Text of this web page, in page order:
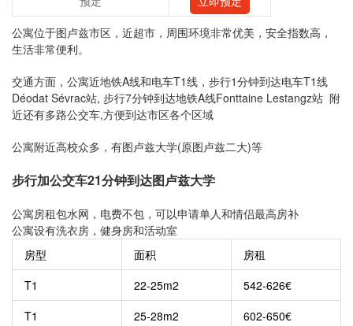
公寓位于图卢兹市区，近超市，周围环境非常优美，安全指数高，
生活非常便利。
交通方面，公寓近地铁A线和电车T1线，步行1分钟到达电车T1线
Déodat Sévrac站, 步行7分钟到达地铁A线Fonttaine Lestangz站 附
近还有多路公交车,方便到达市区各个区域
公寓附近高校众多，有图卢兹大学(原图卢兹二大)等
步行加公交车21分钟到达图卢兹大学
公寓房租包水网，电费不包，可以申请单人和情侣最高房补
公寓设有洗衣房，健身房和活动室
房型
面积
房租
T1
22-25m2
542-626€
T1
25-28m2 602-650€